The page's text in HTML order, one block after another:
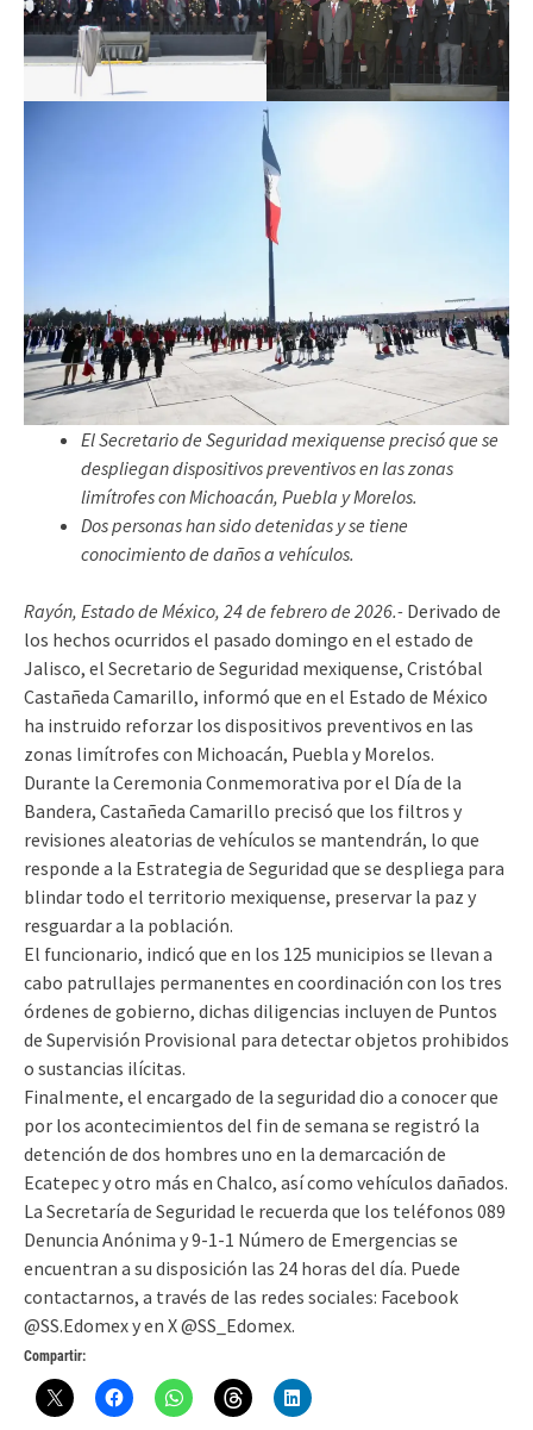
El Secretario de Seguridad mexiquense precisó que se
despliegan dispositivos preventivos en las zonas
limítrofes con Michoacán, Puebla y Morelos.
Dos personas han sido detenidas y se tiene
conocimiento de daños a vehículos.
Rayón, Estado de México, 24 de febrero de 2026.- Derivado de
los hechos ocurridos el pasado domingo en el estado de
Jalisco, el Secretario de Seguridad mexiquense, Cristóbal
Castañeda Camarillo, informó que en el Estado de México
ha instruido reforzar los dispositivos preventivos en las
zonas limítrofes con Michoacán, Puebla y Morelos.
Durante la Ceremonia Conmemorativa por el Día de la
Bandera, Castañeda Camarillo precisó que los filtros y
revisiones aleatorias de vehículos se mantendrán, lo que
responde a la Estrategia de Seguridad que se despliega para
blindar todo el territorio mexiquense, preservar la paz y
resguardar a la población.
El funcionario, indicó que en los 125 municipios se llevan a
cabo patrullajes permanentes en coordinación con los tres
órdenes de gobierno, dichas diligencias incluyen de Puntos
de Supervisión Provisional para detectar objetos prohibidos
o sustancias ilícitas.
Finalmente, el encargado de la seguridad dio a conocer que
por los acontecimientos del fin de semana se registró la
detención de dos hombres uno en la demarcación de
Ecatepec y otro más en Chalco, así como vehículos dañados.
La Secretaría de Seguridad le recuerda que los teléfonos 089
Denuncia Anónima y 9-1-1 Número de Emergencias se
encuentran a su disposición las 24 horas del día. Puede
contactarnos, a través de las redes sociales: Facebook
@SS.Edomex y en X @SS_Edomex.
Compartir: